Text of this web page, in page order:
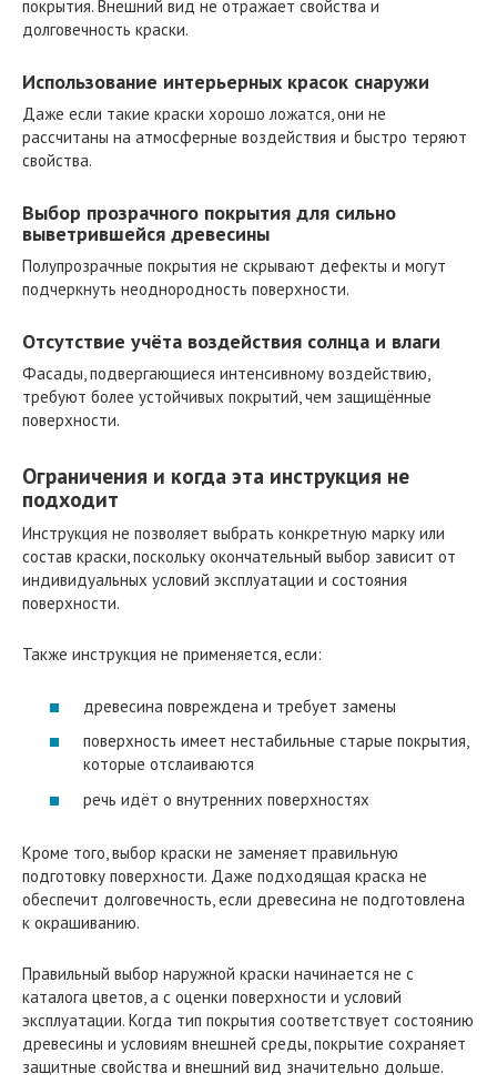
покрытия. Внешний вид не отражает свойства и
долговечность краски.
Использование интерьерных красок снаружи
Даже если такие краски хорошо ложатся, они не
рассчитаны на атмосферные воздействия и быстро теряют
свойства.
Выбор прозрачного покрытия для сильно
выветрившейся древесины
Полупрозрачные покрытия не скрывают дефекты и могут
подчеркнуть неоднородность поверхности.
Отсутствие учёта воздействия солнца и влаги
Фасады, подвергающиеся интенсивному воздействию,
требуют более устойчивых покрытий, чем защищённые
поверхности.
Ограничения и когда эта инструкция не
подходит
Инструкция не позволяет выбрать конкретную марку или
состав краски, поскольку окончательный выбор зависит от
индивидуальных условий эксплуатации и состояния
поверхности.
Также инструкция не применяется, если:
древесина повреждена и требует замены
поверхность имеет нестабильные старые покрытия,
которые отслаиваются
речь идёт о внутренних поверхностях
Кроме того, выбор краски не заменяет правильную
подготовку поверхности. Даже подходящая краска не
обеспечит долговечность, если древесина не подготовлена
к окрашиванию.
Правильный выбор наружной краски начинается не с
каталога цветов, а с оценки поверхности и условий
эксплуатации. Когда тип покрытия соответствует состоянию
древесины и условиям внешней среды, покрытие сохраняет
защитные свойства и внешний вид значительно дольше.